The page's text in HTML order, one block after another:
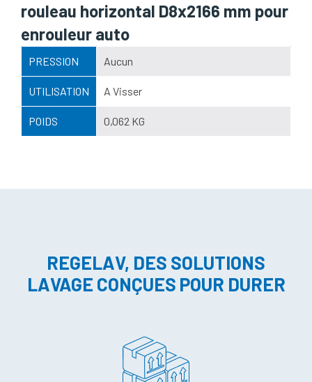
rouleau horizontal D8x2166 mm pour
enrouleur auto
PRESSION Aucun
UTILISATION A Visser
POIDS 0,062 KG
REGELAV, DES SOLUTIONS
LAVAGE CONÇUES POUR DURER